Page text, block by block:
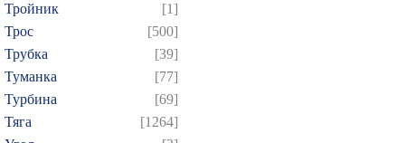
Тройник
[1]
Трос
[500]
Трубка
[39]
Туманка
[77]
Турбина
[69]
Тяга
[1264]